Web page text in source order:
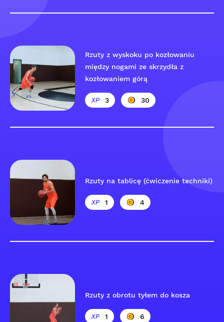
Rzuty z wyskoku po kozłowaniu
między nogami ze skrzydła z
kozłowaniem górą
3 30
Rzuty na tablicę (ćwiczenie techniki)
1 4
Rzuty z obrotu tyłem do kosza
1 6